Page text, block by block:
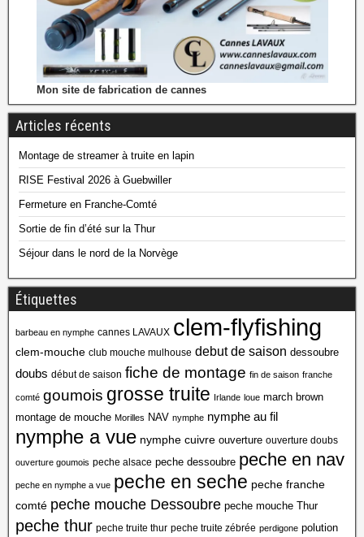
Mon site de fabrication de cannes
Articles récents
Montage de streamer à truite en lapin
RISE Festival 2026 à Guebwiller
Fermeture en Franche-Comté
Sortie de fin d’été sur la Thur
Séjour dans le nord de la Norvège
Étiquettes
barbeau en nymphe cannes LAVAUX clem-flyfishing
clem-mouche club mouche mulhouse debut de saison dessoubre
doubs début de saison fiche de montage fin de saison franche
comté goumois grosse truite Irlande loue march brown
montage de mouche Morilles NAV nymphe nymphe au fil
nymphe a vue nymphe cuivre ouverture ouverture doubs
ouverture goumois peche alsace peche dessoubre peche en nav
peche en nymphe a vue peche en seche peche franche
comté peche mouche Dessoubre peche mouche Thur
peche thur peche truite thur peche truite zébrée perdigone polution